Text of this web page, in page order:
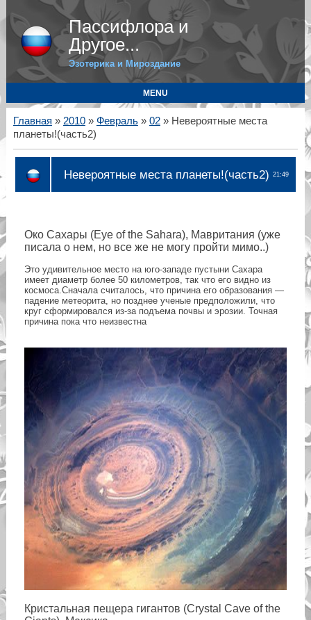
Пассифлора и
Другое...
Эзотерика и Мироздание
MENU
Главная » 2010 » Февраль » 02» Невероятные места
планеты!(часть2)
21:49
Невероятные места планеты!(часть2)
Око Сахары (Eye of the Sahara), Мавритания (уже
писала о нем, но все же не могу пройти мимо..)
Это удивительное место на юго-западе пустыни Сахара
имеет диаметр более 50 километров, так что его видно из
космоса.Сначала считалось, что причина его образования —
падение метеорита, но позднее ученые предположили, что
круг сформировался из-за подъема почвы и эрозии. Точная
причина пока что неизвестна
Кристальная пещера гигантов (Crystal Cave of the